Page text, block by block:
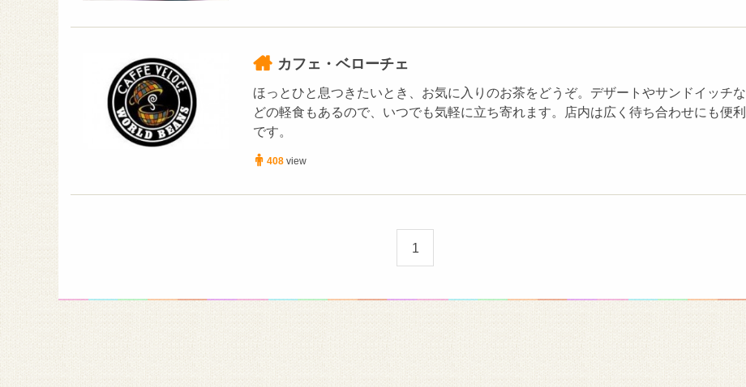
カフェ・ベローチェ
ほっとひと息つきたいとき、お気に入りのお茶をどうぞ。デザートやサンドイッチな
どの軽食もあるので、いつでも気軽に立ち寄れます。店内は広く待ち合わせにも便利
です。
408 view
1